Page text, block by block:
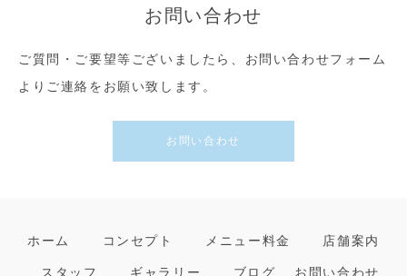
お問い合わせ
ご質問・ご要望等ございましたら、お問い合わせフォーム
よりご連絡をお願い致します。
お問い合わせ
ホーム コンセプト メニュー料金 店舗案内
スタッフ ギャラリー ブログ お問い合わせ